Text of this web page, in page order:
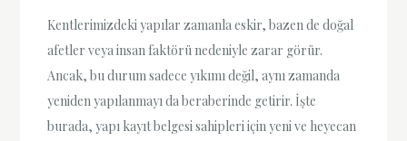
Kentlerimizdeki yapılar zamanla eskir, bazen de doğal
afetler veya insan faktörü nedeniyle zarar görür.
Ancak, bu durum sadece yıkımı değil, aynı zamanda
yeniden yapılanmayı da beraberinde getirir. İşte
burada, yapı kayıt belgesi sahipleri için yeni ve heyecan